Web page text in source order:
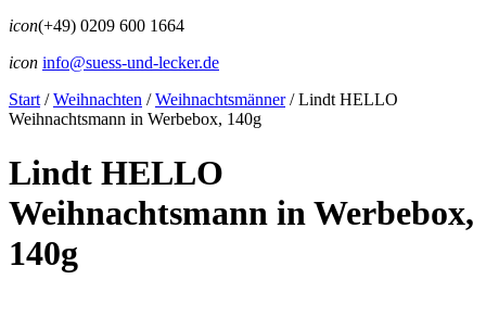
icon(+49) 0209 600 1664
icon info@suess-und-lecker.de
Start / Weihnachten / Weihnachtsmänner /Lindt HELLO
Weihnachtsmann in Werbebox, 140g
Lindt HELLO
Weihnachtsmann in Werbebox,
140g